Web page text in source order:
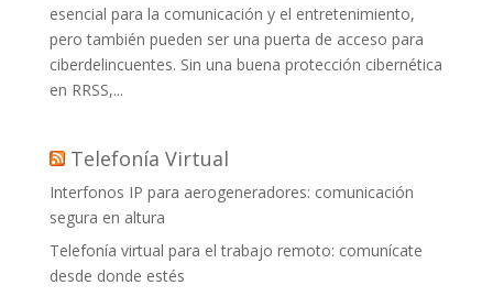
esencial para la comunicación y el entretenimiento,
pero también pueden ser una puerta de acceso para
ciberdelincuentes. Sin una buena protección cibernética
en RRSS,...
Telefonía Virtual
Interfonos IP para aerogeneradores: comunicación
segura en altura
Telefonía virtual para el trabajo remoto: comunícate
desde donde estés